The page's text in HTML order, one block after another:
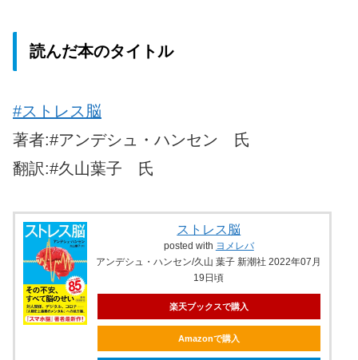
読んだ本のタイトル
#ストレス脳
著者:#アンデシュ・ハンセン 氏
翻訳:#久山葉子 氏
ストレス脳
posted with ヨメレバ
アンデシュ・ハンセン/久山 葉子 新潮社 2022年07月
19日頃
楽天ブックスで購入
Amazonで購入